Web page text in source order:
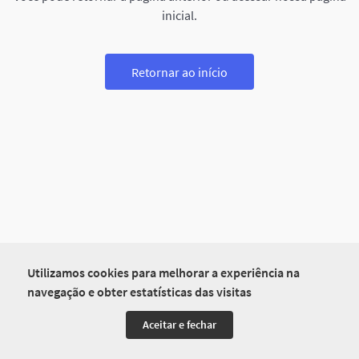
Utilizamos cookies para melhorar a experiência na
navegação e obter estatísticas das visitas
Aceitar e fechar
inicial.
Retornar ao início